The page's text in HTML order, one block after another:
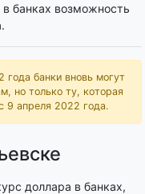
банках возможность
года банки вновь могут
но только ту, которая
9 апреля 2022 года.
доллара в банках,